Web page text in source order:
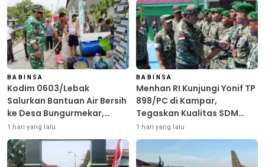
BABINSA
Kodim 0603/Lebak
Salurkan Bantuan Air Bersih
ke Desa Bungurmekar,
Ringankan Beban Warga
Terdampak Kemarau
1 hari yang lalu
BABINSA
Menhan RI Kunjungi Yonif TP
898/PC di Kampar,
Tegaskan Kualitas SDM
Kunci Kekuatan TNI
1 hari yang lalu